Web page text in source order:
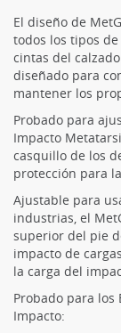
El diseño de
todos los tipos
cintas del
diseñado para
mantener los
Probado para
Impacto
casquillo de los
protección para
Ajustable para
industrias, el
superior del pie
impacto de
la carga del
Probado para los
Impacto: